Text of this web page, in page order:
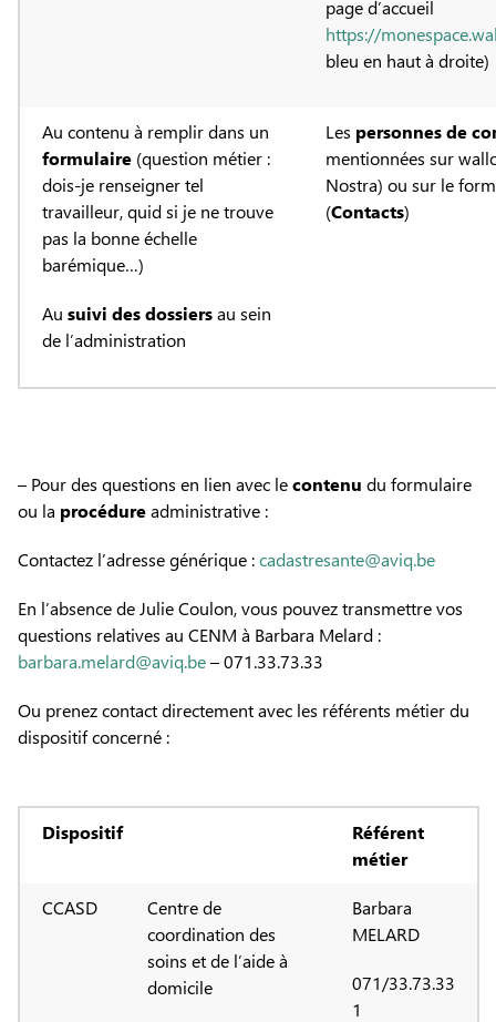
page d’accueil
https://
bleu en haut à droite)
Au contenu à remplir dans un
formulaire (question métier :
dois-je renseigner tel
travailleur, quid si je ne trouve
pas la bonne échelle
barémique…)
Au suivi des dossiersau sein
de l’administration
Les personnes de
mentionnées sur
Nostra) ou sur le
(Contacts)
– Pour des questions en lien avec lecontenu du formulaire
ou la procédureadministrative :
Contactez l’adresse générique :cadastresante@aviq.be
En l’absence de Julie Coulon, vous pouvez transmettre vos
questions relatives au CENM à Barbara Melard :
barbara.melard@aviq.be– 071.33.73.33
Ou prenez contact directement avec les référents métier du
dispositif concerné :
Dispositif
Référent
métier
CCASD
Centre de
coordination des
soins et de l’aide à
domicile
Barbara
MELARD
071/33.73.33
1